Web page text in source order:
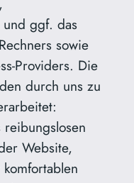
ggf. das
sowie
Providers. Die
durch uns zu
Website,